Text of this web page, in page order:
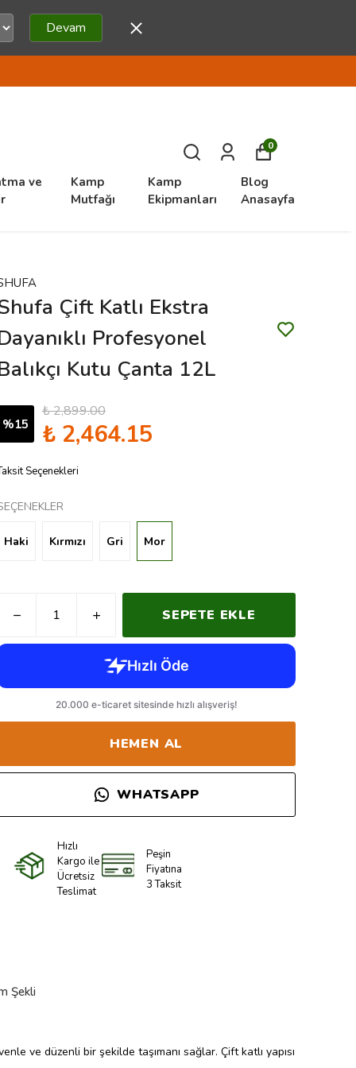
Devam
ve
Kamp
Mutfağı
Kamp
Ekipmanları
Blog
Anasayfa
0
Çift Katlı Ekstra
Profesyonel
Kutu Çanta 12L
%15
₺ 2,899.00
₺ 2,464.15
Seçenekleri
Haki Kırmızı Gri Mor
SEPETE EKLE
HEMEN AL
WHATSAPP
Hızlı
Kargo ile
Ücretsiz
Teslimat
Peşin
Fiyatına
3 Taksit
Şekli
ve düzenli bir şekilde taşımanı sağlar. Çift katlı yapısı